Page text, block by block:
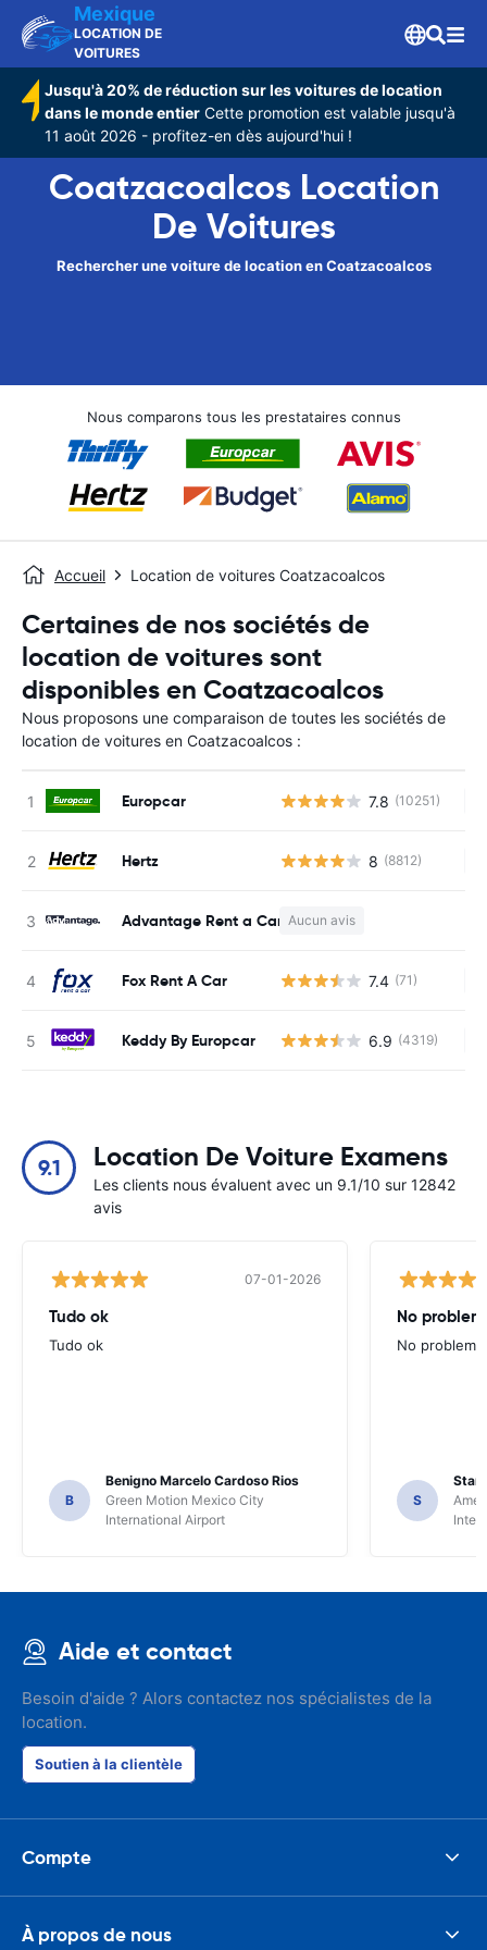
Mexique
LOCATION DE
VOITURES
Jusqu'à 20% de réduction sur les voitures de location
dans le monde entier Cette promotion est valable jusqu'à
11 août 2026 - profitez-en dès aujourd'hui !
Coatzacoalcos Location
De Voitures
Rechercher une voiture de location en Coatzacoalcos
Nous comparons tous les prestataires connus
Accueil Location de voitures Coatzacoalcos
Certaines de nos sociétés de
location de voitures sont
disponibles en Coatzacoalcos
Nous proposons une comparaison de toutes les sociétés de
location de voitures en Coatzacoalcos :
Europcar 7.8 (10251)
Hertz 8 (8812)
Advantage Rent a Car Aucun avis
Fox Rent A Car 7.4 (71)
Keddy By Europcar 6.9 (4319)
9.1 Location De Voiture Examens
Les clients nous évaluent avec un 9.1/10 sur 12842
avis
07-01-2026
Tudo ok
Tudo ok
B
Benigno Marcelo Cardoso Rios
Green Motion Mexico City
International Airport
No
No
S
Aide et contact
Besoin d'aide ? Alors contactez nos spécialistes de la
location.
Soutien à la clientèle
Compte
À propos de nous